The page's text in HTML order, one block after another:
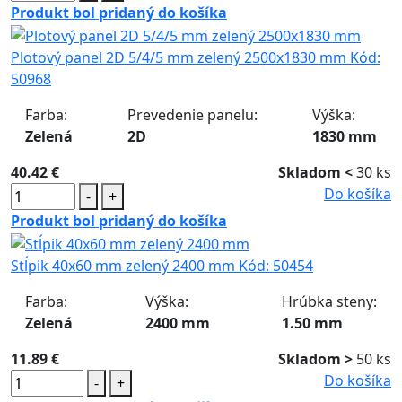
Produkt bol pridaný do košíka
Plotový panel 2D 5/4/5 mm zelený 2500x1830 mm Kód:
50968
Farba:
Zelená
Prevedenie panelu:
2D
Výška:
1830 mm
40.42 €
Skladom <30 ks
-
+
Do košíka
Produkt bol pridaný do košíka
Stĺpik 40x60 mm zelený 2400 mm Kód: 50454
Farba:
Zelená
Výška:
2400 mm
Hrúbka steny:
1.50 mm
11.89 €
Skladom > 50 ks
-
+
Do košíka